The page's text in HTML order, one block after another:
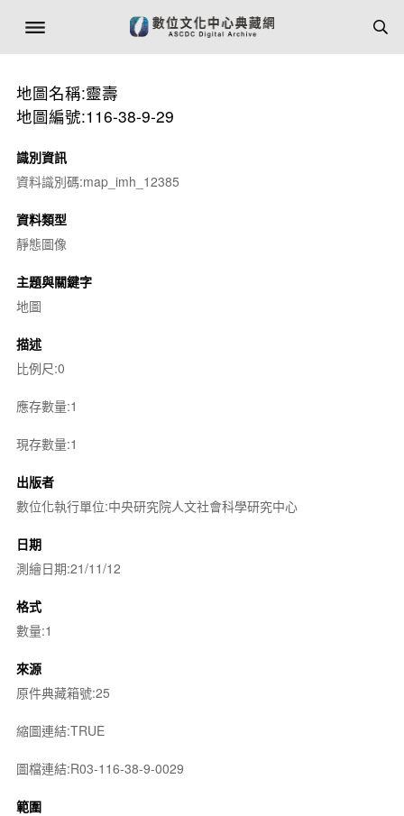
地圖名稱:靈壽
地圖編號:116-38-9-29
識別資訊
資料識別碼:map_imh_12385
資料類型
靜態圖像
主題與關鍵字
地圖
描述
比例尺:0
應存數量:1
現存數量:1
出版者
數位化執行單位:中央研究院人文社會科學研究中心
日期
測繪日期:21/11/12
格式
數量:1
來源
原件典藏箱號:25
縮圖連結:TRUE
圖檔連結:R03-116-38-9-0029
範圍